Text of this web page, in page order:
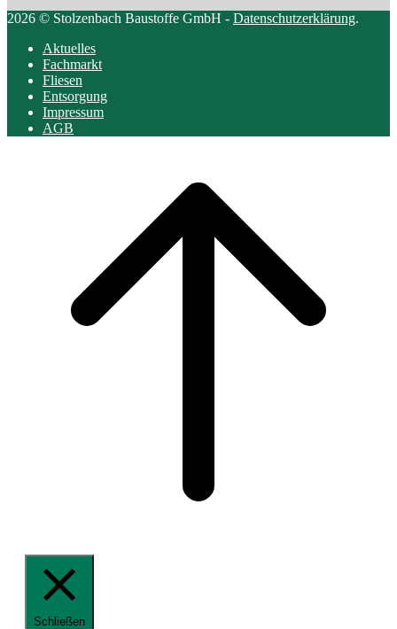
2026 © Stolzenbach Baustoffe GmbH - Datenschutzerklärung.
Aktuelles
Fachmarkt
Fliesen
Entsorgung
Impressum
AGB
Schließen